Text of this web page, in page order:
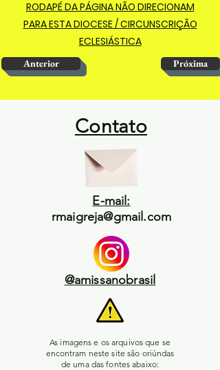
RODAPÉ DA PÁGINA NÃO DIRECIONAM
PARA ESTA DIOCESE / CIRCUNSCRIÇÃO
ECLESIÁSTICA
Anterior Próxima
Contato
E-mail:
rmaigreja@gmail.com
@amissanobrasil
As imagens e os arquivos que se
encontram neste site são oriúndas
de uma das fontes abaixo: